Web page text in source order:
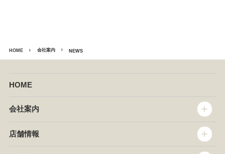
HOME 会社案内 NEWS
HOME
会社案内
企業情報
店舗情報